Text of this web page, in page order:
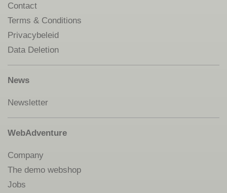
Contact
Terms & Conditions
Privacybeleid
Data Deletion
News
Newsletter
WebAdventure
Company
The demo webshop
Jobs